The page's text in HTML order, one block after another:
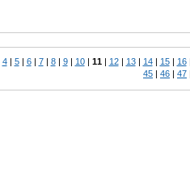
4| 5| 6| 7| 8| 9| 10| 11| 12| 13| 14| 15| 16|
45
46 47